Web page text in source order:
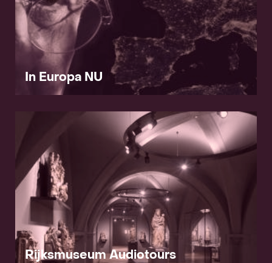
In Europa NU
Rijksmuseum Audiotours